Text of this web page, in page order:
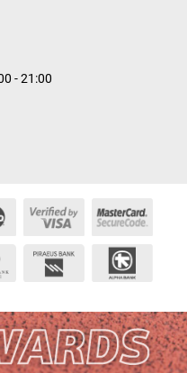
- 21:00